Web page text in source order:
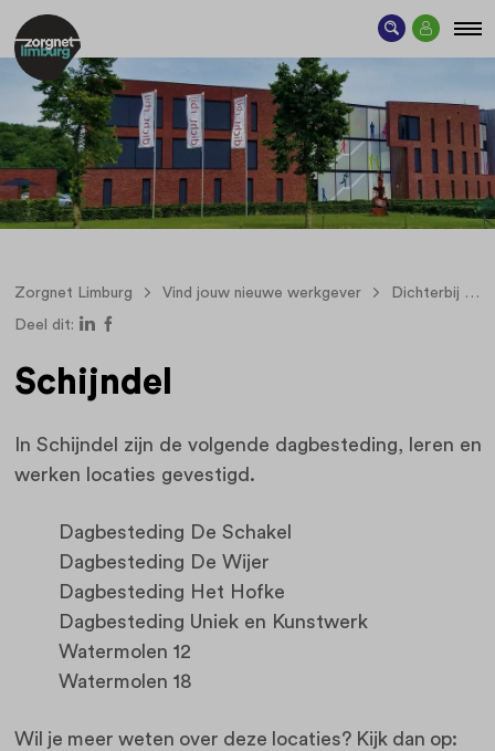
Zorgnet Limburg Vind jouw nieuwe werkgever Dichterbij
Deel dit:
Schijndel
In Schijndel zijn de volgende dagbesteding, leren en
werken locaties gevestigd.
Dagbesteding De Schakel
Dagbesteding De Wijer
Dagbesteding Het Hofke
Dagbesteding Uniek en Kunstwerk
Watermolen 12
Watermolen 18
Wil je meer weten over deze locaties? Kijk dan op: